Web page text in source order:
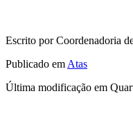
Escrito por Coordenadoria
Publicado em Atas
Última modificação em